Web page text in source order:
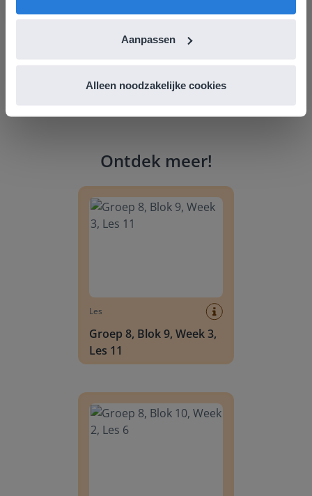
Aanpassen
Alleen noodzakelijke cookies
Ontdek meer!
Les
Groep 8, Blok 9, Week 3,
Les 11